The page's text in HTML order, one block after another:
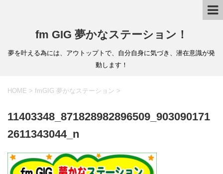
fm GIG 夢かなステーション！
夢を叶える為には、アウトップトで、自分自身に気づき、潜在意識が発
動します！
HOME > fmGIG 夢かなステーション >
11403348_871828982896509_903090171
2611343044_n